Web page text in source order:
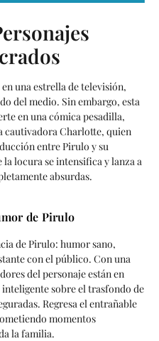
una estrella de televisión,
del medio. Sin embargo, esta
en una cómica pesadilla,
cautivadora Charlotte, quien
entre Pirulo y su
locura se intensifica y lanza a
absurdas.
de Pirulo
de Pirulo: humor sano,
con el público. Con una
del personaje están en
sobre el trasfondo de
Regresa el entrañable
momentos
la familia.